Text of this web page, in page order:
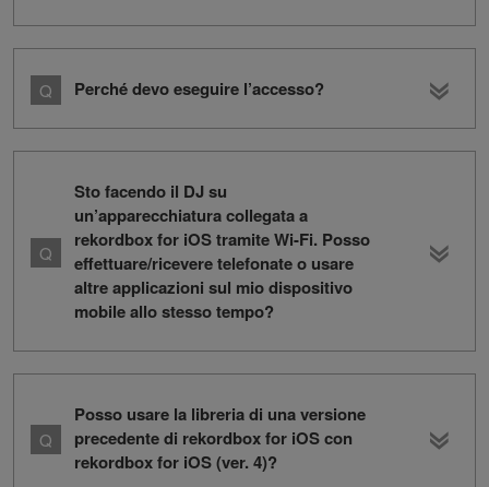
Perché devo eseguire l’accesso?
Sto facendo il DJ su
un’apparecchiatura collegata a
rekordbox for iOS tramite Wi-Fi. Posso
effettuare/ricevere telefonate o usare
altre applicazioni sul mio dispositivo
mobile allo stesso tempo?
Posso usare la libreria di una versione
precedente di rekordbox for iOS con
rekordbox for iOS (ver. 4)?